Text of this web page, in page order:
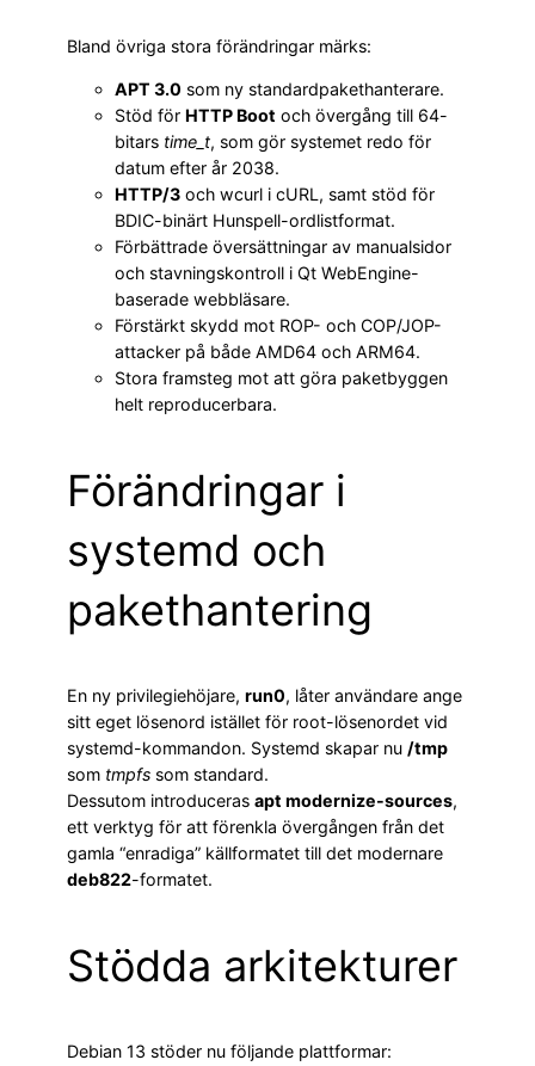
Bland övriga stora förändringar märks:
APT 3.0 som ny standardpakethanterare.
Stöd för HTTP Boot och övergång till 64-
bitars time_t, som gör systemet redo för
datum efter år 2038.
HTTP/3 och wcurl i cURL, samt stöd för
BDIC-binärt Hunspell-ordlistformat.
Förbättrade översättningar av manualsidor
och stavningskontroll i Qt WebEngine-
baserade webbläsare.
Förstärkt skydd mot ROP- och COP/JOP-
attacker på både AMD64 och ARM64.
Stora framsteg mot att göra paketbyggen
helt reproducerbara.
Förändringar i
systemd och
pakethantering
En ny privilegiehöjare, run0, låter användare ange
sitt eget lösenord istället för root-lösenordet vid
systemd-kommandon. Systemd skapar nu /tmp
som tmpfs som standard.
Dessutom introduceras apt modernize-sources,
ett verktyg för att förenkla övergången från det
gamla “enradiga” källformatet till det modernare
deb822-formatet.
Stödda arkitekturer
Debian 13 stöder nu följande plattformar: